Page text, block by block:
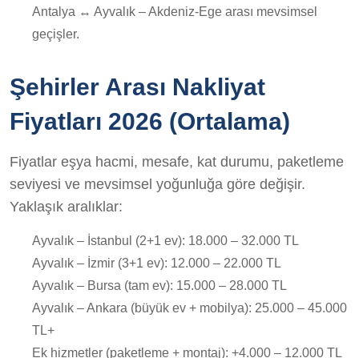
Antalya ↔ Ayvalık – Akdeniz-Ege arası mevsimsel
geçişler.
Şehirler Arası Nakliyat
Fiyatları 2026 (Ortalama)
Fiyatlar eşya hacmi, mesafe, kat durumu, paketleme
seviyesi ve mevsimsel yoğunluğa göre değişir.
Yaklaşık aralıklar:
Ayvalık – İstanbul (2+1 ev): 18.000 – 32.000 TL
Ayvalık – İzmir (3+1 ev): 12.000 – 22.000 TL
Ayvalık – Bursa (tam ev): 15.000 – 28.000 TL
Ayvalık – Ankara (büyük ev + mobilya): 25.000 – 45.000
TL+
Ek hizmetler (paketleme + montaj): +4.000 – 12.000 TL